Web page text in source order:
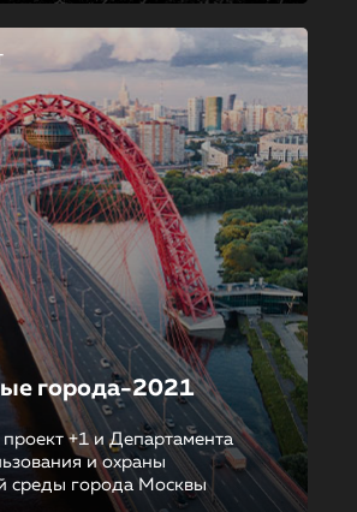
города-2021
+1 и Департамента
и охраны
среды города Москвы